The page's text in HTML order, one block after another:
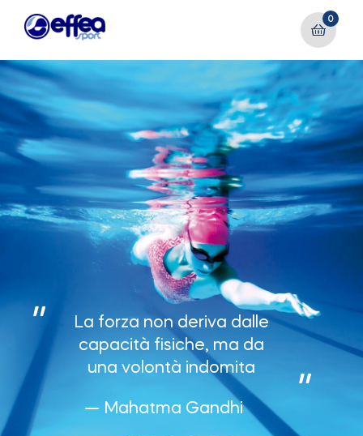
0
— Mahatma Gandhi "
"
La forza non deriva dalle
capacità fisiche, ma da
una volontà indomita